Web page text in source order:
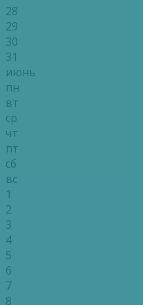
28
29
30
31
июнь
пн
вт
ср
чт
пт
сб
вс
1
2
3
4
5
6
7
8